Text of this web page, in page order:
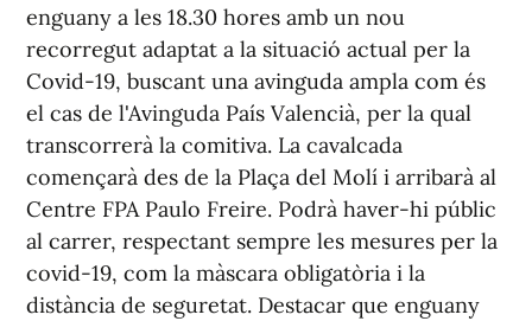
enguany a les 18.30 hores amb un nou
recorregut adaptat a la situació actual per la
Covid-19, buscant una avinguda ampla com és
el cas de l'Avinguda País Valencià, per la qual
transcorrerà la comitiva. La cavalcada
començarà des de la Plaça del Molí i arribarà al
Centre FPA Paulo Freire. Podrà haver-hi públic
al carrer, respectant sempre les mesures per la
covid-19, com la màscara obligatòria i la
distància de seguretat. Destacar que enguany